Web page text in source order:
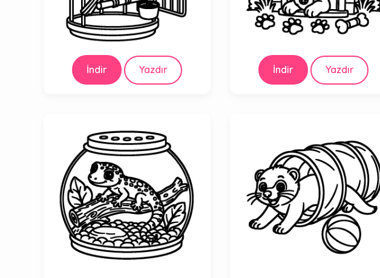
İndir Yazdır İndir Yazdır